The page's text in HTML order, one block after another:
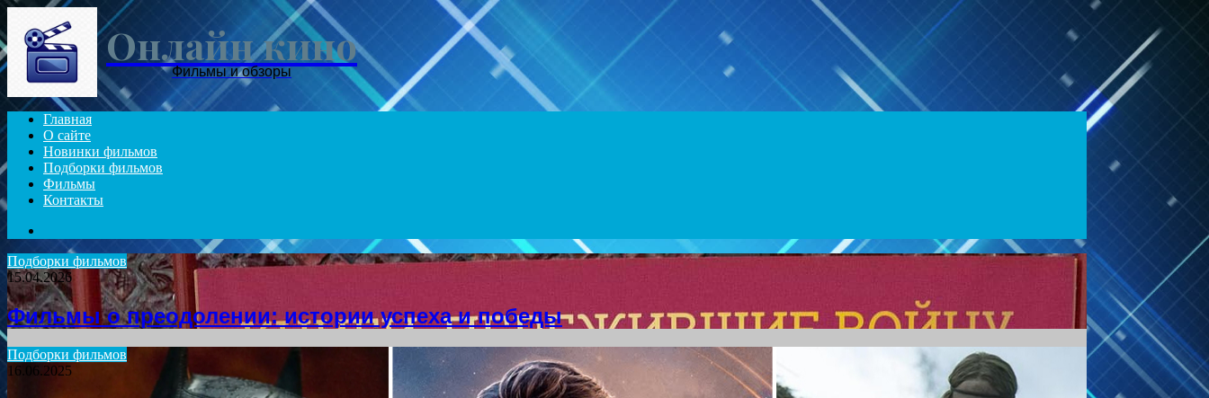
Онлайн кино
Фильмы и обзоры
Главная
О сайте
Новинки фильмов
Подборки фильмов
Фильмы
Контакты
Подборки фильмов
15.04.2026
Фильмы о преодолении: истории успеха и победы
Подборки фильмов
16.06.2025